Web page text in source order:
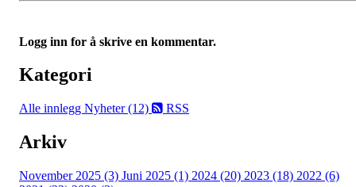
Logg inn for å skrive en kommentar.
Kategori
Alle innlegg Nyheter (12) RSS
Arkiv
November 2025 (3) Juni 2025 (1) 2024 (20) 2023 (18) 2022 (6)